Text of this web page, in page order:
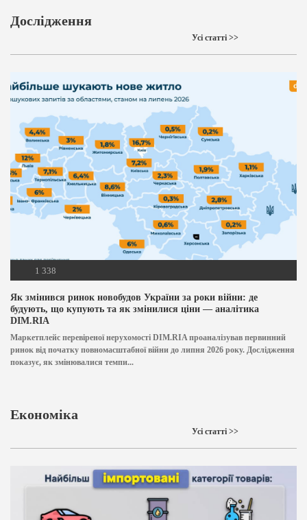
Дослідження
Усі статті >>
1 338
Як змінився ринок новобудов України за роки війни: де
будують, що купують та як змінилися ціни — аналітика
DIM.RIA
Маркетплейс перевіреної нерухомості DIM.RIA проаналізував первинний
ринок від початку повномасштабної війни до липня 2026 року. Дослідження
показує, як змінювалися темпи...
Економіка
Усі статті >>